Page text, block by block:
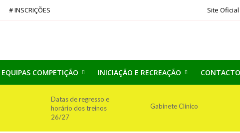
# INSCRIÇÕES Site
EQUIPAS COMPETIÇÃO INICIAÇÃO E RECREAÇÃO
Datas de regresso e
horário dos treinos
26/27
Gabinete Clínico